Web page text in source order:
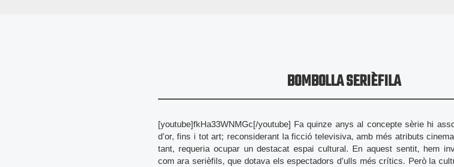
BOMBOLLA SERIÈFILA
[youtube]fkHa33WNMGc[/youtube] Fa quinze anys al concepte sèrie hi
d’or, fins i tot art; reconsiderant la ficció televisiva, amb més atributs
tant, requeria ocupar un destacat espai cultural. En aquest sentit, hem
com ara serièfils, que dotava els espectadors d’ulls més crítics. Però la